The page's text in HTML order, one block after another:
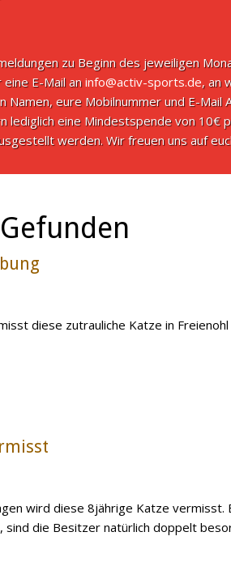
zu Beginn des jeweiligen
E-Mail an info@activ-sports.de, an
Namen, eure Mobilnummer und E-Mail
lediglich eine Mindestspende von 10€
werden. Wir freuen uns auf
diese zutrauliche Katze in
wird diese 8jährige Katze vermisst.
sind die Besitzer natürlich doppelt